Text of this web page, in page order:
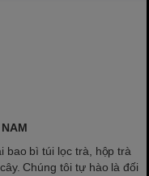
bao bì túi lọc trà, hộp trà
Chúng tôi tự hào là đối